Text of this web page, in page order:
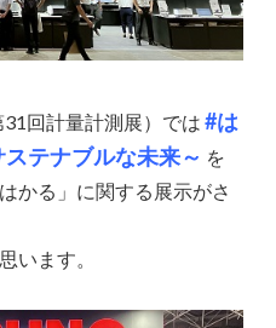
31回計量計測展）では#は
テナブルな未来～ を
かる」に関する展示がさ
います。